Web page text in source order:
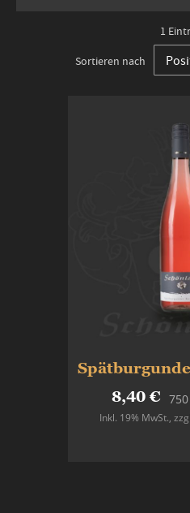
1
Sortieren nach
8,40 €
Inkl. 19% MwSt.,